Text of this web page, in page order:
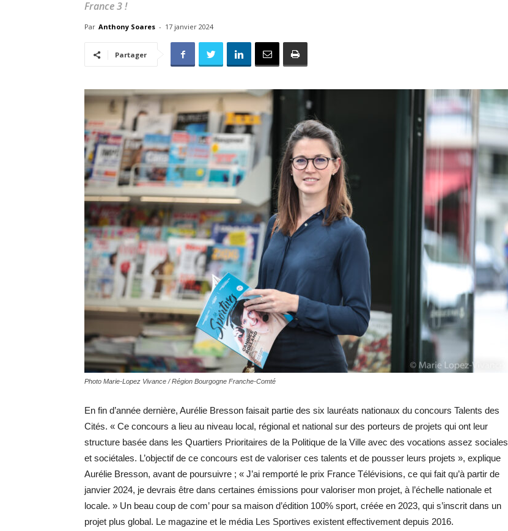
Hebdo25
France 3 !
Par Anthony Soares - 17 janvier 2024
Partager
Photo Marie-Lopez Vivance / Région Bourgogne Franche-Comté
En fin d’année dernière, Aurélie Bresson faisait partie des six lauréats nationaux du concours Talents des
Cités. « Ce concours a lieu au niveau local, régional et national sur des porteurs de projets qui ont leur
structure basée dans les Quartiers Prioritaires de la Politique de la Ville avec des vocations assez sociales
et sociétales. L’objectif de ce concours est de valoriser ces talents et de pousser leurs projets », explique
Aurélie Bresson, avant de poursuivre ; « J’ai remporté le prix France Télévisions, ce qui fait qu’à partir de
janvier 2024, je devrais être dans certaines émissions pour valoriser mon projet, à l’échelle nationale et
locale. » Un beau coup de com’ pour sa maison d’édition 100% sport, créée en 2023, qui s’inscrit dans un
projet plus global. Le magazine et le média Les Sportives existent effectivement depuis 2016.